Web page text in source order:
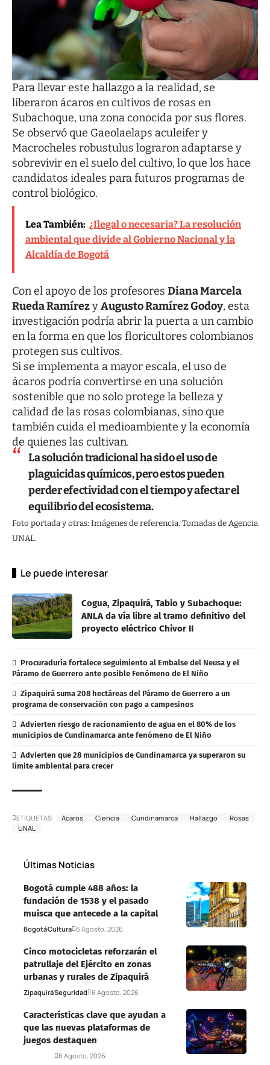
Para llevar este hallazgo a la realidad, se
liberaron ácaros en cultivos de rosas en
Subachoque, una zona conocida por sus flores.
Se observó que Gaeolaelaps aculeifer y
Macrocheles robustulus lograron adaptarse y
sobrevivir en el suelo del cultivo, lo que los hace
candidatos ideales para futuros programas de
control biológico.
Lea También: ¿Ilegal o necesaria? La resolución
ambiental que divide al Gobierno Nacional y la
Alcaldía de Bogotá
Con el apoyo de los profesores Diana Marcela
Rueda RamírezyAugusto Ramírez Godoy, esta
investigación podría abrir la puerta a un cambio
en la forma en que los floricultores colombianos
protegen sus cultivos.
Si se implementa a mayor escala, el uso de
ácaros podría convertirse en una solución
sostenible que no solo protege la belleza y
calidad de las rosas colombianas, sino que
también cuida el medioambiente y la economía
de quienes las cultivan.
La solución tradicional ha sido el uso de
plaguicidas químicos, pero estos pueden
perder efectividad con el tiempo y afectar el
equilibrio del ecosistema.
Foto portada y otras: Imágenes de referencia. Tomadas de Agencia
UNAL.
Le puede interesar
Cogua, Zipaquirá, Tabio y Subachoque:
ANLA da vía libre al tramo definitivo del
proyecto eléctrico Chivor II
Procuraduría fortalece seguimiento al Embalse del Neusa y el
Páramo de Guerrero ante posible Fenómeno de El Niño
Zipaquirá suma 208 hectáreas del Páramo de Guerrero a un
programa de conservación con pago a campesinos
Advierten riesgo de racionamiento de agua en el 80% de los
municipios de Cundinamarca ante fenómeno de El Niño
Advierten que 28 municipios de Cundinamarca ya superaron su
límite ambiental para crecer
ETIQUETAS: Acaros Ciencia Cundinamarca Hallazgo
Rosas
UNAL
Últimas Noticias
Bogotá cumple 488 años: la
fundación de 1538 y el pasado
muisca que antecede a la capital
BogotáCultura 6 Agosto, 2026
Cinco motocicletas reforzarán el
patrullaje del Ejército en zonas
urbanas y rurales de Zipaquirá
ZipaquiráSeguridad 6 Agosto, 2026
Características clave que ayudan a
que las nuevas plataformas de
juegos destaquen
6 Agosto, 2026